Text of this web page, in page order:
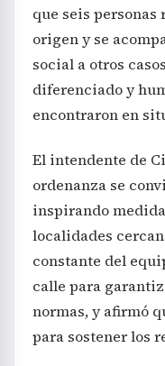
que seis personas
origen y se
social a otros
diferenciado y
encontraron en
El intendente de
ordenanza se
inspirando
localidades
constante del
calle para
normas, y afirmó
para sostener los